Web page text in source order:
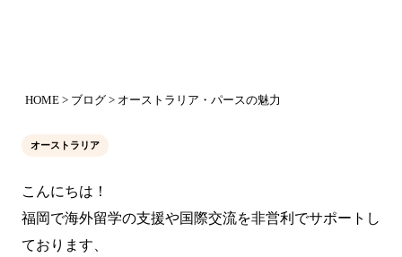
HOME > ブログ > オーストラリア・パースの魅力
オーストラリア
こんにちは！
福岡で海外留学の支援や国際交流を非営利でサポートし
ております、